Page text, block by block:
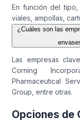
En función del
viales, ampollas,
¿Cuáles son las
Las empresas
Corning
Pharmaceutical
Group, entre otras.
Opciones de